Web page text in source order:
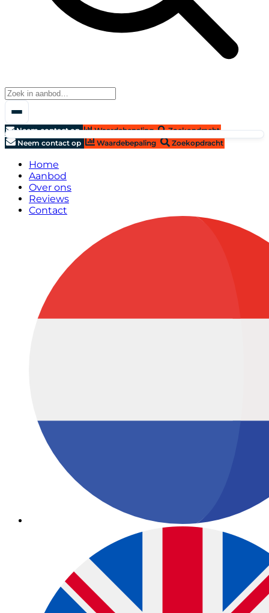
Neem contact op Waardebepaling
Zoekopdracht
Neem contact op
Waardebepaling Zoekopdracht
Home
Aanbod
Over ons
Reviews
Contact